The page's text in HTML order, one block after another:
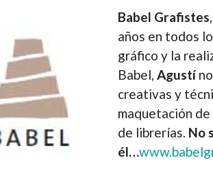
Babel Grafistes
años en todos
gráfico y la
Babel, Agustí
creativas y
maquetación
de librerías. No
él…